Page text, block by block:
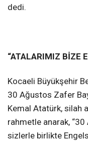
dedi.
“ATALARIMIZ BİZE
Kocaeli Büyükşehir
30 Ağustos Zafer
Kemal Atatürk, silah
rahmetle anarak, “30
sizlerle birlikte